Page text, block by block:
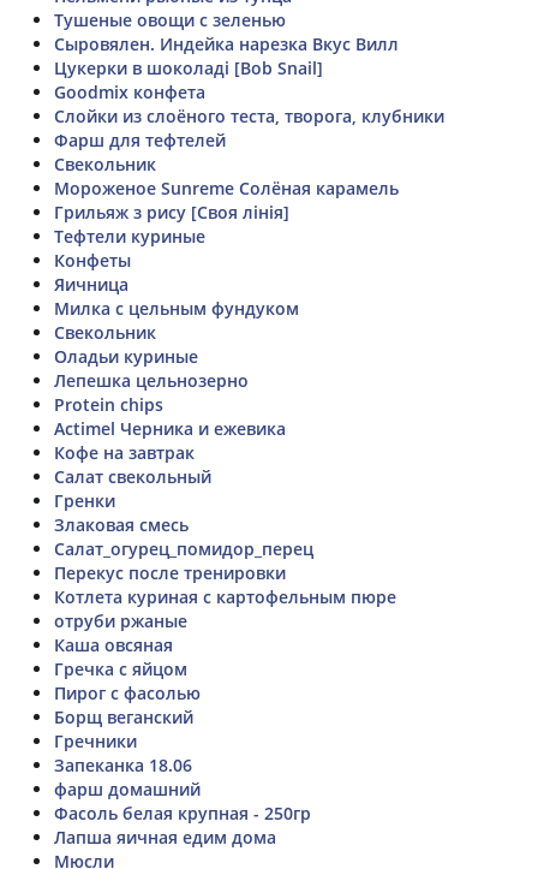
Тушеные овощи с зеленью
Сыровялен. Индейка нарезка Вкус Вилл
Цукерки в шоколаді [Bob Snail]
Goodmix конфета
Слойки из слоёного теста, творога, клубники
Фарш для тефтелей
Свекольник
Мороженое Sunreme Солёная карамель
Грильяж з рису [Своя лінія]
Тефтели куриные
Конфеты
Яичница
Милка с цельным фундуком
Свекольник
Оладьи куриные
Лепешка цельнозерно
Protein chips
Actimel Черника и ежевика
Кофе на завтрак
Салат свекольный
Гренки
Злаковая смесь
Салат_огурец_помидор_перец
Перекус после тренировки
Котлета куриная с картофельным пюре
отруби ржаные
Каша овсяная
Гречка с яйцом
Пирог с фасолью
Борщ веганский
Гречники
Запеканка 18.06
фарш домашний
Фасоль белая крупная - 250гр
Лапша яичная едим дома
Мюсли